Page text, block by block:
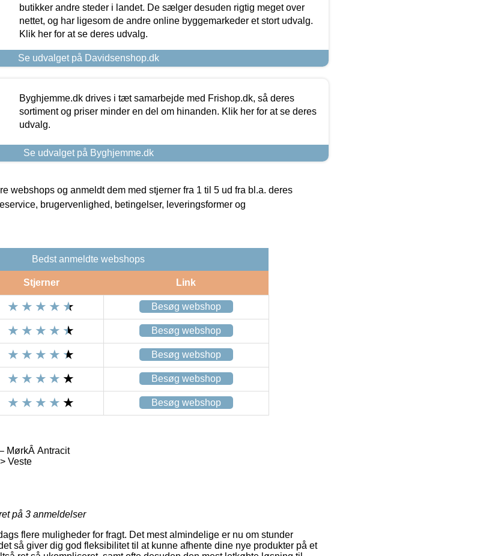
butikker andre steder i landet. De sælger desuden rigtig meget over
nettet, og har ligesom de andre online byggemarkeder et stort udvalg.
Klik her for at se deres udvalg.
Se udvalget på Davidsenshop.dk
Byghjemme.dk drives i tæt samarbejde med Frishop.dk, så deres
sortiment og priser minder en del om hinanden. Klik her for at se deres
udvalg.
Se udvalget på Byghjemme.dk
webshops og anmeldt dem med stjerner fra 1 til 5 ud fra bl.a. deres
brugervenlighed, betingelser, leveringsformer og
Bedst anmeldte webshops
Stjerner Link
Besøg webshop
Besøg webshop
Besøg webshop
Besøg webshop
Besøg webshop
MørkÂ Antracit
Veste
på 3 anmeldelser
flere muligheder for fragt. Det mest almindelige er nu om stunder
så giver dig god fleksibilitet til at kunne afhente dine nye produkter på et